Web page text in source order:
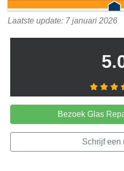
Laatste update: 7 januari 2026
Bezoek Glas
Schrijf een